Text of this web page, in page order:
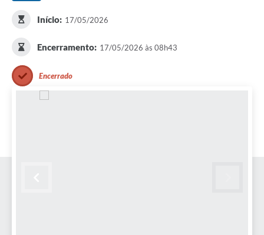
Início: 17/05/2026
Encerramento: 17/05/2026 às 08h43
Encerrado